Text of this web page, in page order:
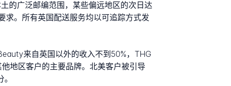
的广泛邮编范围，某些偏远地区的次日达
求。所有英国配送服务均以可追踪方式发
来自英国以外的收入不到50%，THG
地区客户的主要品牌。北美客户被引导